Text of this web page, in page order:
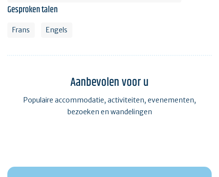
Gesproken talen
Frans Engels
Aanbevolen voor u
Populaire accommodatie, activiteiten, evenementen,
bezoeken en wandelingen